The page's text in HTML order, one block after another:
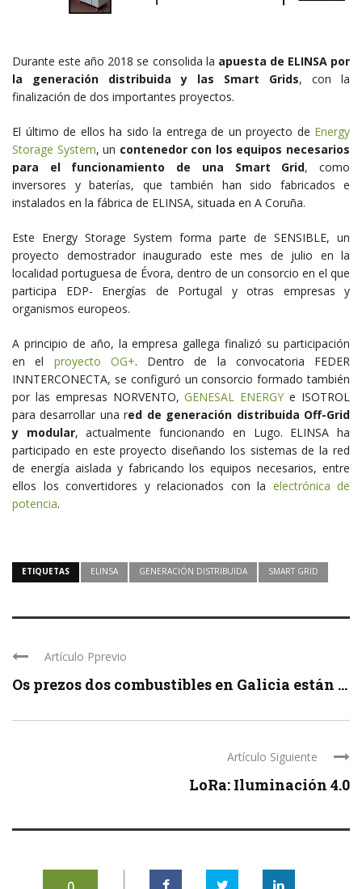
Durante este año 2018 se consolida la apuesta de ELINSA por
la generación distribuida y las Smart Grids, con la
finalización de dos importantes proyectos.
El último de ellos ha sido la entrega de un proyecto de Energy
Storage System, un contenedor con los equipos necesarios
para el funcionamiento de una Smart Grid, como
inversores y baterías, que también han sido fabricados e
instalados en la fábrica de ELINSA, situada en A Coruña.
Este Energy Storage System forma parte de SENSIBLE, un
proyecto demostrador inaugurado este mes de julio en la
localidad portuguesa de Évora, dentro de un consorcio en el que
participa EDP- Energías de Portugal y otras empresas y
organismos europeos.
A principio de año, la empresa gallega finalizó su participación
en el proyecto OG+. Dentro de la convocatoria FEDER
INNTERCONECTA, se configuró un consorcio formado también
por las empresas NORVENTO,GENESAL ENERGY e ISOTROL
para desarrollar una red de generación distribuida Off-Grid
y modular, actualmente funcionando en Lugo. ELINSA ha
participado en este proyecto diseñando los sistemas de la red
de energía aislada y fabricando los equipos necesarios, entre
ellos los convertidores y relacionados con la electrónica de
potencia.
ETIQUETAS ELINSA GENERACIÓN DISTRIBUIDA SMART GRID
Artículo Pprevio
Os prezos dos combustibles en Galicia están ...
Artículo Siguiente
LoRa: Iluminación 4.0